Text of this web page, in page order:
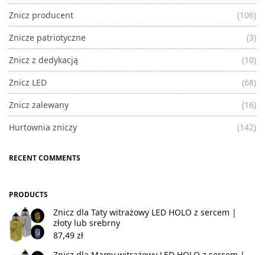
Znicz producent
(106)
Znicze patriotyczne
(3)
Znicz z dedykacją
(10)
Znicz LED
(68)
Znicz zalewany
(16)
Hurtownia zniczy
(142)
RECENT COMMENTS
PRODUCTS
Znicz dla Taty witrażowy LED HOLO z sercem |
złoty lub srebrny
87,49 zł